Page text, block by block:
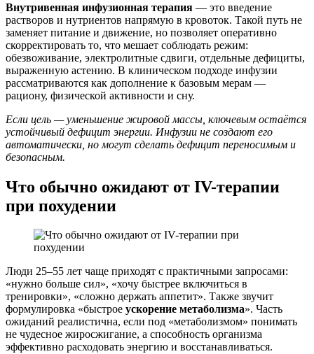
Внутривенная инфузионная терапия — это введение
растворов и нутриентов напрямую в кровоток. Такой путь не
заменяет питание и движение, но позволяет оперативно
скорректировать то, что мешает соблюдать режим:
обезвоживание, электролитные сдвиги, отдельные дефициты,
выраженную астению. В клиническом подходе инфузии
рассматриваются как дополнение к базовым мерам —
рациону, физической активности и сну.
Если цель — уменьшение жировой массы, ключевым остаётся
устойчивый дефицит энергии. Инфузии не создают его
автоматически, но могут сделать дефицит переносимым и
безопасным.
Что обычно ожидают от IV-терапии
при похудении
Люди 25–55 лет чаще приходят с практичными запросами:
«нужно больше сил», «хочу быстрее включиться в
тренировки», «сложно держать аппетит». Также звучит
формулировка «быстрое ускорение метаболизма». Часть
ожиданий реалистична, если под «метаболизмом» понимать
не чудесное жиросжигание, а способность организма
эффективно расходовать энергию и восстанавливаться.